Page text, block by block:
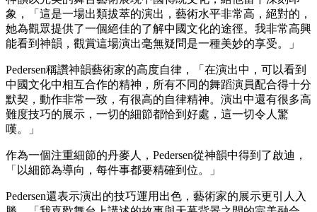
象，「這是一場出類拔萃的演出，藝術水平非常高，絕對的，
她為觀眾提供了一個絕佳的了解中國文化的途徑。我非常高興
能看到神韻，觀賞這場演出毫無疑問是一種美妙的享受。」
Pedersen稱讚神韻藝術家的高度自律，「在演出中，可以看到
中國文化中相互合作的精神，所有不同的舞蹈演員配合得十分
默契，動作非常一致，有很高的自律精神。演出中還有很多高
難度技巧的展示，一切的細節都恰到好處，這一切令人驚
嘆。」
作為一個注重細節的丹麥人，Pedersen從神韻中得到了啟迪，
「以細節為導向，每件事都要精確到位。」
Pedersen還表示演出的技巧運用出色，藝術家的展示更引人入